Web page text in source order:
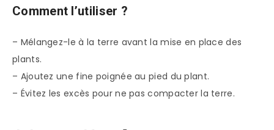
Comment l’utiliser ?
– Mélangez-le à la terre avant la mise en place des
plants.
– Ajoutez une fine poignée au pied du plant.
– Évitez les excès pour ne pas compacter la terre.